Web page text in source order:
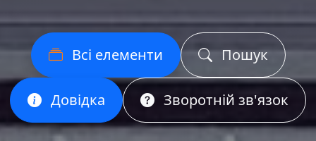
Всі елементи Пошук
Довідка Зворотній зв'язок